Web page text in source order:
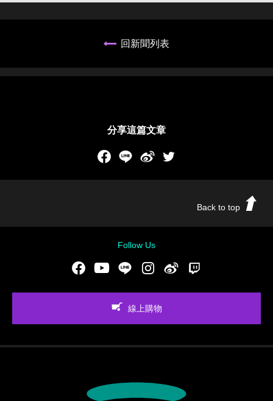
回新聞列表
分享這篇文章
Facebook
LINE 新浪微博
Back to top
Follow Us
FacebookYoutubeLINE Instgram新浪微博
線上購物